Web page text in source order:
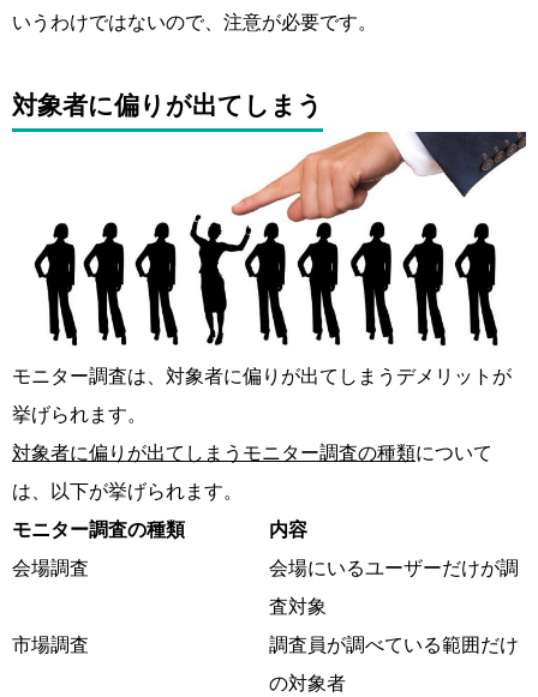
いうわけではないので、注意が必要です。
対象者に偏りが出てしまう
モニター調査は、対象者に偏りが出てしまうデメリットが
挙げられます。
対象者に偏りが出てしまうモニター調査の種類について
は、以下が挙げられます。
モニター調査の種類
内容
会場調査
会場にいるユーザーだけが調
査対象
市場調査
調査員が調べている範囲だけ
の対象者